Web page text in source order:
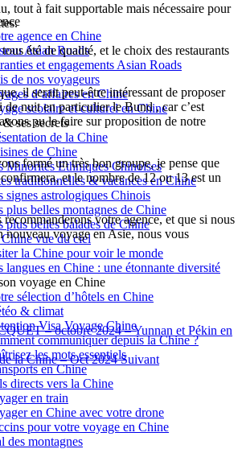
agence en Chine
Asian Roads
et engagements Asian Roads
de nos voyageurs
d’affaires en Chine
scolaire et culturel en Chine
ses secrets
de la Chine
de Chine
Minorités Ethniques Chinoises
traditionnelles & vacances en Chine
signes astrologiques Chinois
plus belles montagnes de Chine
plus belles balades de Chine
vue du ciel
la Chine pour voir le monde
langues en Chine : une étonnante diversité
voyage en Chine
sélection d’hôtels en Chine
& climat
Visa Voyage Chine
communiquer depuis la Chine ?
les mots essentiels
en Chine
directs vers la Chine
en train
en Chine avec votre drone
pour votre voyage en Chine
des montagnes
tout à fait supportable mais nécessaire pour
été de qualité, et le choix des restaurants
il serait peut-être intéressant de proposer
de nuit en particulier le Bund , car c’est
pu le faire sur proposition de notre
formé un très bon groupe, je pense que
et le nombre de 12 ou 13 est un
votre agence, et que si nous
nouveau voyage en Asie, nous vous
– octobre 2024 – Yunnan et Pékin en
la Chine – Oct 2024Suivant